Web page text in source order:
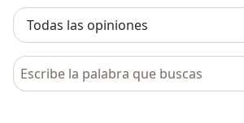
Busca en opiniones